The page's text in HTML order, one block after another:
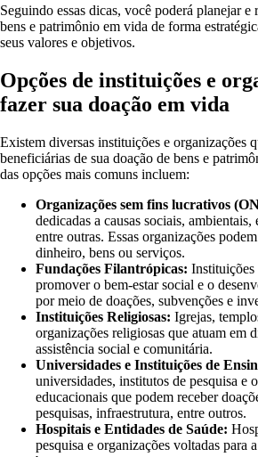
Seguindo essas dicas, você poderá planejar e
bens e patrimônio em vida de forma
seus valores e objetivos.
Opções de instituições e
fazer sua doação em vida
Existem diversas instituições e organizações
beneficiárias de sua doação de bens e
das opções mais comuns incluem:
Organizações sem fins lucrativos
dedicadas a causas sociais, ambientais,
entre outras. Essas organizações
dinheiro, bens ou serviços.
Fundações Filantrópicas:
promover o bem-estar social e o
por meio de doações, subvenções e
Instituições Religiosas: Igrejas,
organizações religiosas que atuam em
assistência social e comunitária.
Universidades e Instituições de
universidades, institutos de pesquisa e
educacionais que podem receber
pesquisas, infraestrutura, entre outros.
Hospitais e Entidades de Saúde:
pesquisa e organizações voltadas para